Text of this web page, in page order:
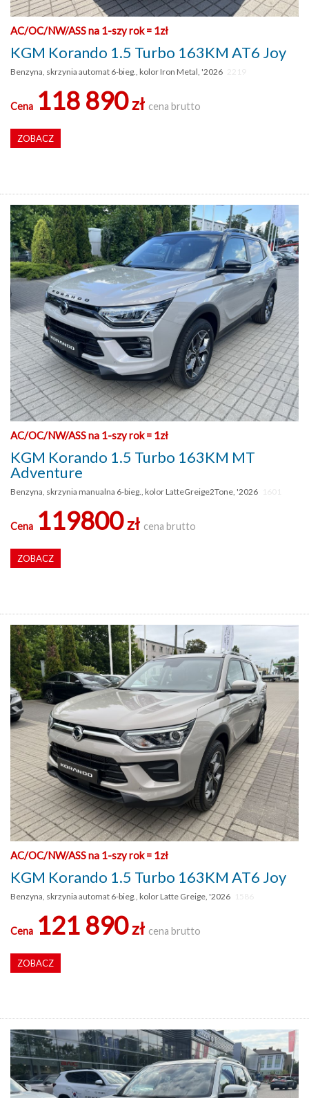
AC/OC/NW/ASS na 1-szy rok = 1zł
KGM Korando 1.5 Turbo 163KM AT6 Joy
Benzyna, skrzynia automat 6-bieg., kolor Iron Metal, '2026
Cena 118 890zł cena brutto
ZOBACZ
AC/OC/NW/ASS na 1-szy rok = 1zł
KGM Korando 1.5 Turbo 163KM MT
Adventure
Benzyna, skrzynia manualna 6-bieg., kolor LatteGreige2Tone, '2026
Cena 119800zł cena brutto
ZOBACZ
AC/OC/NW/ASS na 1-szy rok = 1zł
KGM Korando 1.5 Turbo 163KM AT6 Joy
Benzyna, skrzynia automat 6-bieg., kolor Latte Greige, '2026
Cena 121 890zł cena brutto
ZOBACZ